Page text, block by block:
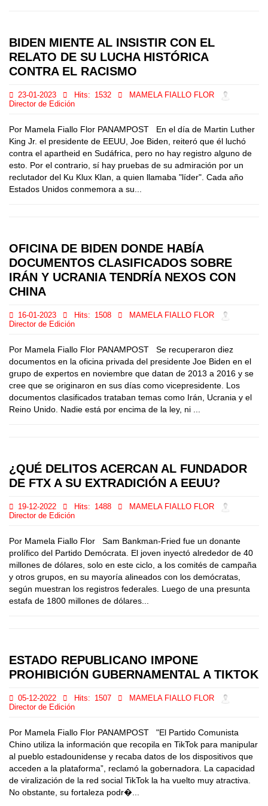
BIDEN MIENTE AL INSISTIR CON EL
RELATO DE SU LUCHA HISTÓRICA
CONTRA EL RACISMO
23-01-2023 Hits: 1532
MAMELA FIALLO FLOR
Director de Edición
Por Mamela Fiallo Flor PANAMPOST En el día de Martin Luther
King Jr. el presidente de EEUU, Joe Biden, reiteró que él luchó
contra el apartheid en Sudáfrica, pero no hay registro alguno de
esto. Por el contrario, sí hay pruebas de su admiración por un
reclutador del Ku Klux Klan, a quien llamaba "líder". Cada año
Estados Unidos conmemora a su...
OFICINA DE BIDEN DONDE HABÍA
DOCUMENTOS CLASIFICADOS SOBRE
IRÁN Y UCRANIA TENDRÍA NEXOS CON
CHINA
16-01-2023 Hits: 1508
MAMELA FIALLO FLOR
Director de Edición
Por Mamela Fiallo Flor PANAMPOST Se recuperaron diez
documentos en la oficina privada del presidente Joe Biden en el
grupo de expertos en noviembre que datan de 2013 a 2016 y se
cree que se originaron en sus días como vicepresidente. Los
documentos clasificados trataban temas como Irán, Ucrania y el
Reino Unido. Nadie está por encima de la ley, ni ...
¿QUÉ DELITOS ACERCAN AL FUNDADOR
DE FTX A SU EXTRADICIÓN A EEUU?
19-12-2022 Hits: 1488
MAMELA FIALLO FLOR
Director de Edición
Por Mamela Fiallo Flor Sam Bankman-Fried fue un donante
prolífico del Partido Demócrata. El joven inyectó alrededor de 40
millones de dólares, solo en este ciclo, a los comités de campaña
y otros grupos, en su mayoría alineados con los demócratas,
según muestran los registros federales. Luego de una presunta
estafa de 1800 millones de dólares...
ESTADO REPUBLICANO IMPONE
PROHIBICIÓN GUBERNAMENTAL A TIKTOK
05-12-2022 Hits: 1507
MAMELA FIALLO FLOR
Director de Edición
Por Mamela Fiallo Flor PANAMPOST "El Partido Comunista
Chino utiliza la información que recopila en TikTok para manipular
al pueblo estadounidense y recaba datos de los dispositivos que
acceden a la plataforma”, reclamó la gobernadora. La capacidad
de viralización de la red social TikTok la ha vuelto muy atractiva.
No obstante, su fortaleza podr�...